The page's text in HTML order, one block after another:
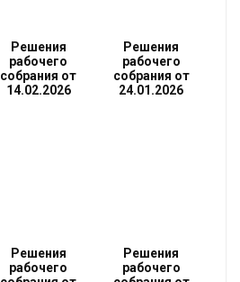
Решения
рабочего
собрания от
14.02.2026
Решения
рабочего
собрания от
24.01.2026
Решения
рабочего
Решения
рабочего